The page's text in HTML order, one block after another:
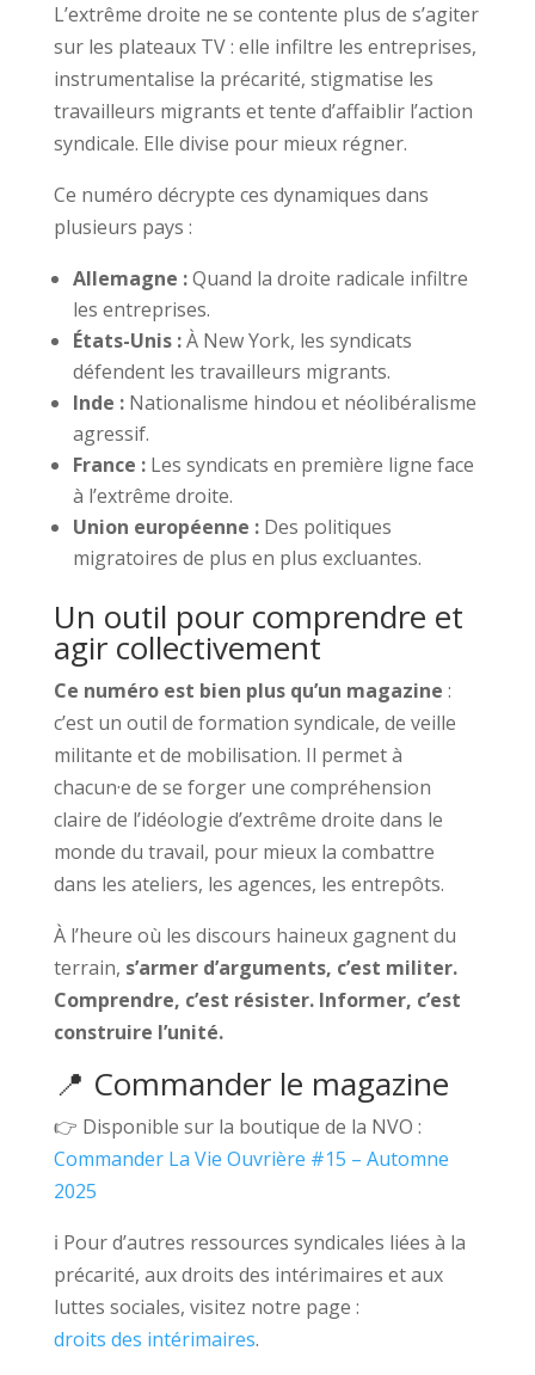
L’extrême droite ne se contente plus de s’agiter
sur les plateaux TV : elle infiltre les entreprises,
instrumentalise la précarité, stigmatise les
travailleurs migrants et tente d’affaiblir l’action
syndicale. Elle divise pour mieux régner.
Ce numéro décrypte ces dynamiques dans
plusieurs pays :
Allemagne :Quand la droite radicale infiltre
les entreprises.
États-Unis :À New York, les syndicats
défendent les travailleurs migrants.
Inde :Nationalisme hindou et néolibéralisme
agressif.
France :Les syndicats en première ligne face
à l’extrême droite.
Union européenne :Des politiques
migratoires de plus en plus excluantes.
Un outil pour comprendre et
agir collectivement
Ce numéro est bien plus qu’un magazine :
c’est un outil de formation syndicale, de veille
militante et de mobilisation. Il permet à
chacun·e de se forger une compréhension
claire de l’idéologie d’extrême droite dans le
monde du travail, pour mieux la combattre
dans les ateliers, les agences, les entrepôts.
À l’heure où les discours haineux gagnent du
terrain, s’armer d’arguments, c’est militer.
Comprendre, c’est résister. Informer, c’est
construire l’unité.
📍 Commander le magazine
👉 Disponible sur la boutique de la NVO :
Commander La Vie Ouvrière #15 – Automne
2025
ℹ️ Pour d’autres ressources syndicales liées à la
précarité, aux droits des intérimaires et aux
luttes sociales, visitez notre page :
droits des intérimaires.